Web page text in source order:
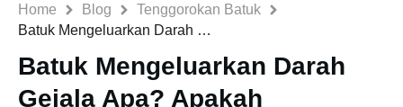
Home Blog
Tenggorokan Batuk
Batuk Mengeluarkan Darah Gejala Apa? Apakah Berbahaya?
Batuk Mengeluarkan Darah
Gejala Apa? Apakah